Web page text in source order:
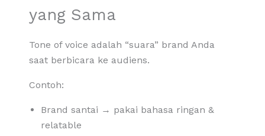
yang Sama
Tone of voice adalah “suara” brand Anda
saat berbicara ke audiens.
Contoh:
Brand santai → pakai bahasa ringan &
relatable